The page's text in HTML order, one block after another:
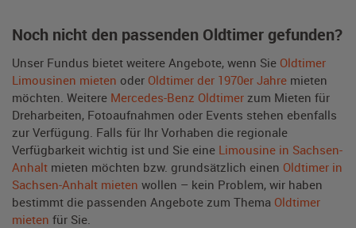
Noch nicht den passenden Oldtimer gefunden?
Unser Fundus bietet weitere Angebote, wenn Sie Oldtimer
Limousinen mieten oder Oldtimer der 1970er Jahre mieten
möchten. Weitere Mercedes-Benz Oldtimer zum Mieten für
Dreharbeiten, Fotoaufnahmen oder Events stehen ebenfalls
zur Verfügung. Falls für Ihr Vorhaben die regionale
Verfügbarkeit wichtig ist und Sie eine Limousine in Sachsen-
Anhalt mieten möchten bzw. grundsätzlich einen Oldtimer in
Sachsen-Anhalt mieten wollen – kein Problem, wir haben
bestimmt die passenden Angebote zum Thema Oldtimer
mieten für Sie.